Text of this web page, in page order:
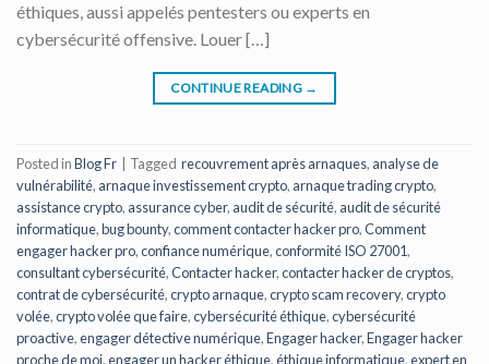
éthiques, aussi appelés pentesters ou experts en
cybersécurité offensive. Louer […]
CONTINUE READING →
Posted inBlog Fr Tagged recouvrement après arnaques, analyse de
vulnérabilité, arnaque investissement crypto, arnaque trading crypto,
assistance crypto, assurance cyber, audit de sécurité, audit de sécurité
informatique,bug bounty,comment contacter hacker pro,Comment
engager hacker pro,confiance numérique,conformité ISO 27001,
consultant cybersécurité,Contacter hacker,contacter hacker de cryptos,
contrat de cybersécurité,crypto arnaque,crypto scam recovery,crypto
volée,crypto volée que faire,cybersécurité éthique,cybersécurité
proactive,engager détective numérique,Engager hacker,Engager hacker
proche de moi,engager un hacker éthique,éthique informatique,expert en